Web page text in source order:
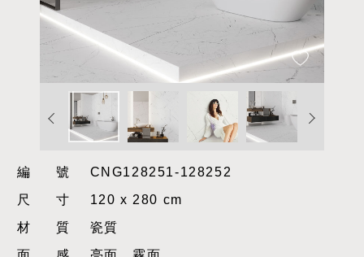
編號CNG128251-128252
尺寸120 x 280 cm
材質瓷質